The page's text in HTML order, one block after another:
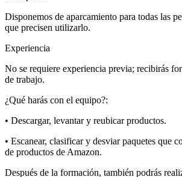
Disponemos de aparcamiento para todas las
que precisen utilizarlo.
Experiencia
No se requiere experiencia previa; recibirás
de trabajo.
¿Qué harás con el equipo?:
• Descargar, levantar y reubicar productos.
• Escanear, clasificar y desviar paquetes que
de productos de Amazon.
Después de la formación, también podrás